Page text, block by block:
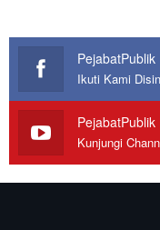
PejabatPublik
Ikuti Kami
PejabatPublik